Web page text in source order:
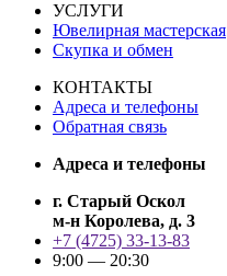
УСЛУГИ
Ювелирная мастерская
Скупка и обмен
КОНТАКТЫ
Адреса и телефоны
Обратная связь
Адреса и телефоны
г. Старый Оскол
м-н Королева, д. 3
+7 (4725) 33-13-83
9:00 — 20:30